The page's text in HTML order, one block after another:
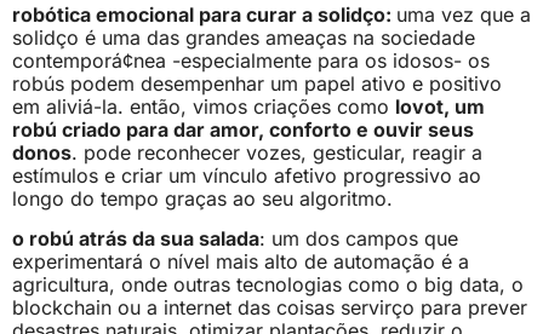
robótica emocional para curar a solidço: uma vez que a
solidço é uma das grandes ameaças na sociedade
contemporá¢nea -especialmente para os idosos- os
robús podem desempenhar um papel ativo e positivo
em aliviá-la. então, vimos criações como lovot, um
robú criado para dar amor, conforto e ouvir seus
donos. pode reconhecer vozes, gesticular, reagir a
estímulos e criar um vínculo afetivo progressivo ao
longo do tempo graças ao seu algoritmo.
o robú atrás da sua salada: um dos campos que
experimentará o nível mais alto de automação é a
agricultura, onde outras tecnologias como o big data, o
blockchain ou a internet das coisas servirço para prever